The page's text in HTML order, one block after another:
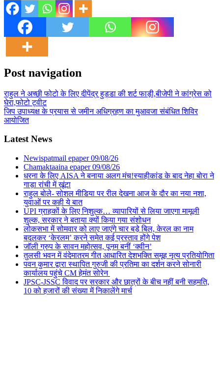
Post navigation
राहुल ने अच्छी फोटो के लिए दीपेंद्र हुड्डा की शर्ट फाड़ी,बीजेपी ने कांग्रेस को
घेरा,फोटो ट्वीट
जिप उपाध्यक्ष के प्रयास से जमीन अधिग्रहण का मुआवजा संबंधित शिविर
आयोजित
Latest News
Newispatmail epaper 09/08/26
Chamaktaaina epaper 09/08/26
धरना के लिए AISA ने बनाया अलग मंच!स्याहीकांड के बाद नेहा बोरा ने
गाड़ा रांची में खूंटा
राहुल बोले- सोशल मीडिया पर रील देखना आज के दौर का नया नशा,
युवाओं पर कही ये बात
UPI ग्राहकों के लिए निशुल्क… व्यापारियों से लिया जाएगा मामूली
शुल्क, सरकार ने बताया क्यों किया गया संशोधन
लोकसभा में सोमवार को लाए जाएंगे चार बड़े बिल, केरल का नाम
बदलकर ‘केरलम’ करने समेत कई प्रस्ताव होंगे पेश
जॉली ग्रुप के सावन महोत्सव, पूनम बनीं ‘क्वीन’
तुलसी भवन में वंदेमातरम गीत आधारित देशभक्ति समूह नृत्य प्रतियोगिता
पवन कुमार द्वारा स्थापित गुरुजी की प्रतिमा का दर्शन करने सोनारी
कार्यालय पहुंचे CM हेमंत सोरेन
JPSC-JSSC विवाद पर सरकार और छात्रों के बीच नहीं बनी सहमति,
10 को हजारों की संख्या में निकालेंगे मार्च